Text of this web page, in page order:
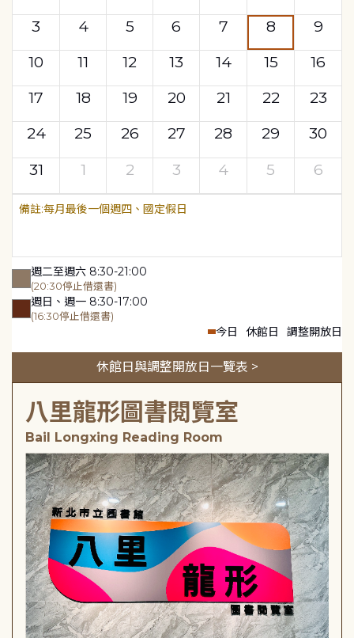
3
4 5 6 7 8
9
10
11 12 13 14 15
16
17
18 19 20 21 22
23
24
25 26 27 28 29
30
31
1 2 3 4 5 6
每月最後一個週四、國定假日
週二至週六 8:30-21:00
(20:30停止借還書)
週日、週一 8:30-17:00
(16:30停止借還書)
今日 休館日 調整開放日
休館日與調整開放日一覽表 >
八里龍形圖書閱覽室
Bail Longxing Reading Room